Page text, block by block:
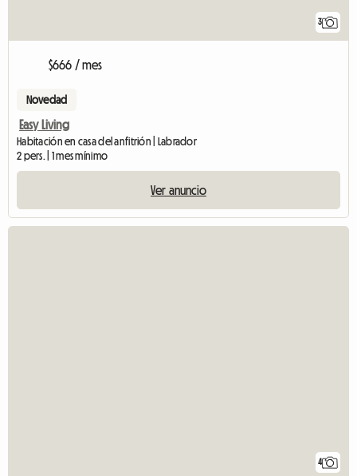
3
$666 / mes
Novedad
Easy Living
Habitación en casa del anfitrión | Labrador
2 pers. | 1 mes mínimo
Ver anuncio
4